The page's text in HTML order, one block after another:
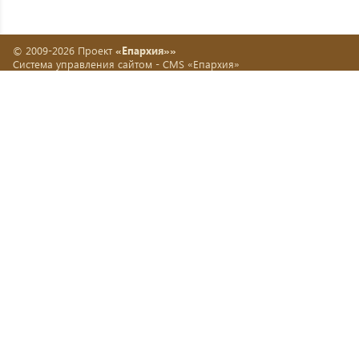
© 2009-2026 Проект «Епархия»»
Система управления сайтом - CMS «Епархия»